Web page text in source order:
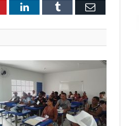
LinkedInTumblr Email